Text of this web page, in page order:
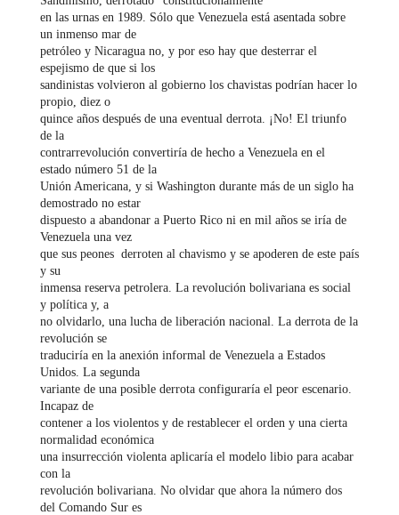
en las urnas en 1989. Sólo que Venezuela está asentada sobre
un inmenso mar de
petróleo y Nicaragua no, y por eso hay que desterrar el
espejismo de que si los
sandinistas volvieron al gobierno los chavistas podrían hacer lo
propio, diez o
quince años después de una eventual derrota. ¡No! El triunfo
de la
contrarrevolución convertiría de hecho a Venezuela en el
estado número 51 de la
Unión Americana, y si Washington durante más de un siglo ha
demostrado no estar
dispuesto a abandonar a Puerto Rico ni en mil años se iría de
Venezuela una vez
que sus peones derroten al chavismo y se apoderen de este país
y su
inmensa reserva petrolera. La revolución bolivariana es social
y política y, a
no olvidarlo, una lucha de liberación nacional. La derrota de la
revolución se
traduciría en la anexión informal de Venezuela a Estados
Unidos. La segunda
variante de una posible derrota configuraría el peor escenario.
Incapaz de
contener a los violentos y de restablecer el orden y una cierta
normalidad económica
una insurrección violenta aplicaría el modelo libio para acabar
con la
revolución bolivariana. No olvidar que ahora la número dos
del Comando Sur es